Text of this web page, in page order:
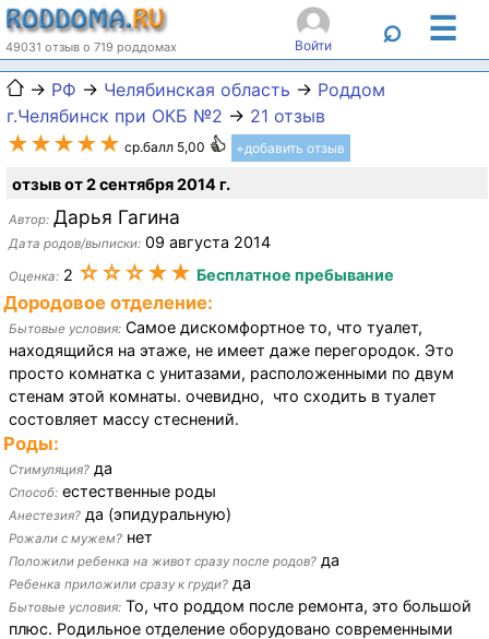
49031 отзыв о 719 роддомах Войти ⌕ ☰
→ РФ → Челябинская область → Роддом
г.Челябинск при ОКБ №2 → 21 отзыв
★★★★★ ср.балл 5,00 +добавить отзыв
отзыв от 2 сентября 2014 г.
Автор: Дарья Гагина
Дата родов/выписки: 09 августа 2014
Оценка: 2 ☆☆☆★★ Бесплатное пребывание
Дородовое отделение:
Бытовые условия: Самое дискомфортное то, что туалет,
находящийся на этаже, не имеет даже перегородок. Это
просто комнатка с унитазами, расположенными по двум
стенам этой комнаты. очевидно, что сходить в туалет
состовляет массу стеснений.
Роды:
Стимуляция? да
Способ: естественные роды
Анестезия? да (эпидуральную)
Рожали с мужем? нет
Положили ребенка на живот сразу после родов? да
Ребенка приложили сразу к груди? да
Бытовые условия: То, что роддом после ремонта, это большой
плюс. Родильное отделение оборудовано современными